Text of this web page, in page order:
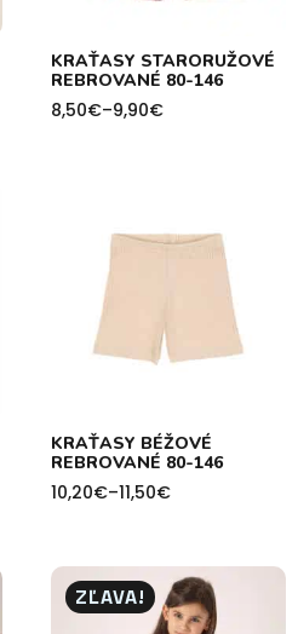
KRAŤASY STARORUŽOVÉ
REBROVANÉ 80-146
8,50€–9,90€
Price
KRAŤASY BÉŽOVÉ
REBROVANÉ 80-146
10,20€–11,50€
Price
11,50€
ZĽAVA!